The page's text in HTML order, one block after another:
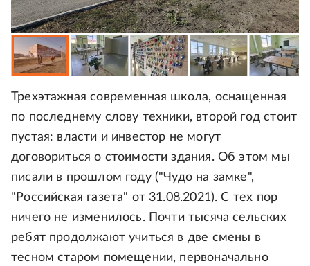
Трехэтажная современная школа, оснащенная
по последнему слову техники, второй год стоит
пустая: власти и инвестор не могут
договориться о стоимости здания. Об этом мы
писали в прошлом году ("Чудо на замке",
"Российская газета" от 31.08.2021). С тех пор
ничего не изменилось. Почти тысяча сельских
ребят продолжают учиться в две смены в
тесном старом помещении, первоначально